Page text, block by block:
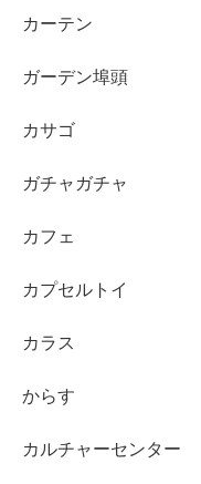
カーテン
ガーデン埠頭
カサゴ
ガチャガチャ
カフェ
カプセルトイ
カラス
からす
カルチャーセンター